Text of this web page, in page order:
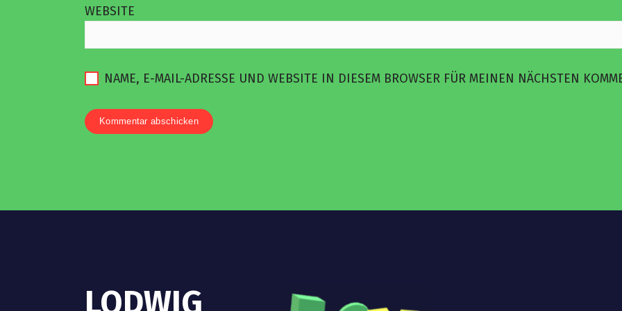
WEBSITE
NAME, E-MAIL-ADRESSE UND WEBSITE IN DIESEM BROWSER FÜR MEINEN NÄCHSTEN
LODWIG